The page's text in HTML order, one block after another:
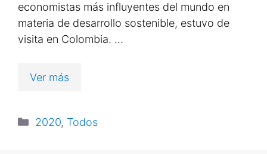
economistas más influyentes del mundo en
materia de desarrollo sostenible, estuvo de
visita en Colombia. …
Ver más
2020, Todos